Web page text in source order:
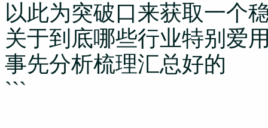
以此为突破口来获取一个
关于到底哪些行业特别爱
事先分析梳理汇总好的
```